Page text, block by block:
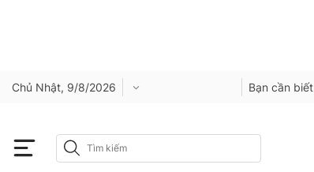
Chủ Nhật, 9/8/2026 Bạn cần biết